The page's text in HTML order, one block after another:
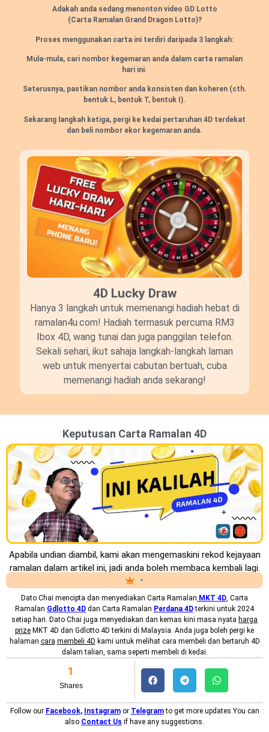
Adakah anda sedang menonton video GD Lotto
(Carta Ramalan Grand Dragon Lotto)?
Proses menggunakan carta ini terdiri daripada 3 langkah:
Mula-mula, cari nombor kegemaran anda dalam carta ramalan
hari ini.
Seterusnya, pastikan nombor anda konsisten dan koheren (cth.
bentuk L, bentuk T, bentuk I).
Sekarang langkah ketiga, pergi ke kedai pertaruhan 4D terdekat
dan beli nombor ekor kegemaran anda.
4D Lucky Draw​
Hanya 3 langkah untuk memenangi hadiah hebat di
ramalan4u.com! Hadiah termasuk percuma RM3
Ibox 4D, wang tunai dan juga panggilan telefon.
Sekali sehari, ikut sahaja langkah-langkah laman
web untuk menyertai cabutan bertuah, cuba
memenangi hadiah anda sekarang!
Keputusan Carta Ramalan 4D
Apabila undian diambil, kami akan mengemaskini rekod kejayaan
ramalan dalam artikel ini, jadi anda boleh membaca kembali lagi.
-
Dato Chai mencipta dan menyediakan Carta Ramalan MKT 4D, Carta
Ramalan Gdlotto 4D dan Carta Ramalan Perdana 4Dterkini untuk 2024
setiap hari. Dato Chai juga menyediakan dan kemas kini masa nyata harga
prize MKT 4D dan Gdlotto 4D terkini di Malaysia. Anda juga boleh pergi ke
halaman cara membeli 4D kami untuk melihat cara membeli dan bertaruh 4D
dalam talian, sama seperti membeli di kedai.
Shares
1
Follow our Facebook, Instagramor Telegramto get more updates.You can
also Contact Us if have any suggestions.